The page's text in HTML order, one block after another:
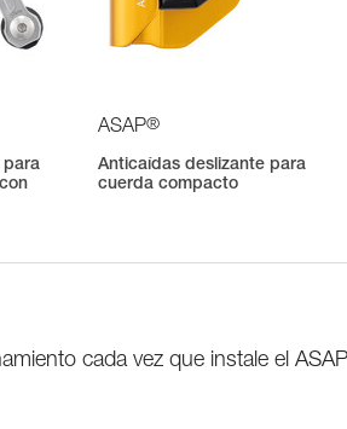
para
ASAP®
Anticaídas deslizante para
cuerda compacto
cada vez que instale el